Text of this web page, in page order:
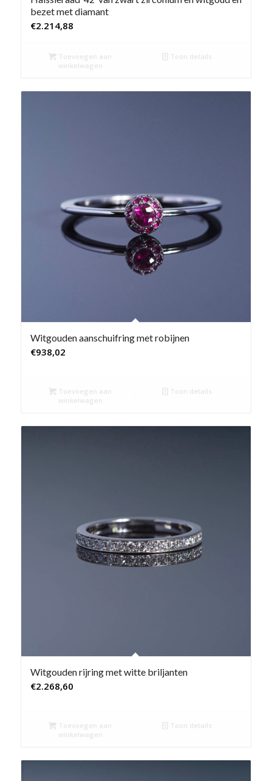
bezet met diamant
€2.214,88
Toevoegen aan
winkelwagen
Toon details
Witgouden aanschuifring met robijnen
€938,02
Toevoegen aan
winkelwagen
Toon details
Witgouden rijring met witte briljanten
€2.268,60
Toevoegen aan
winkelwagen
Toon details